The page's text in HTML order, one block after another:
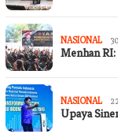
NASIONAL
Menhan
NASIONAL
Upaya